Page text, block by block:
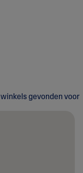
winkels gevonden voor